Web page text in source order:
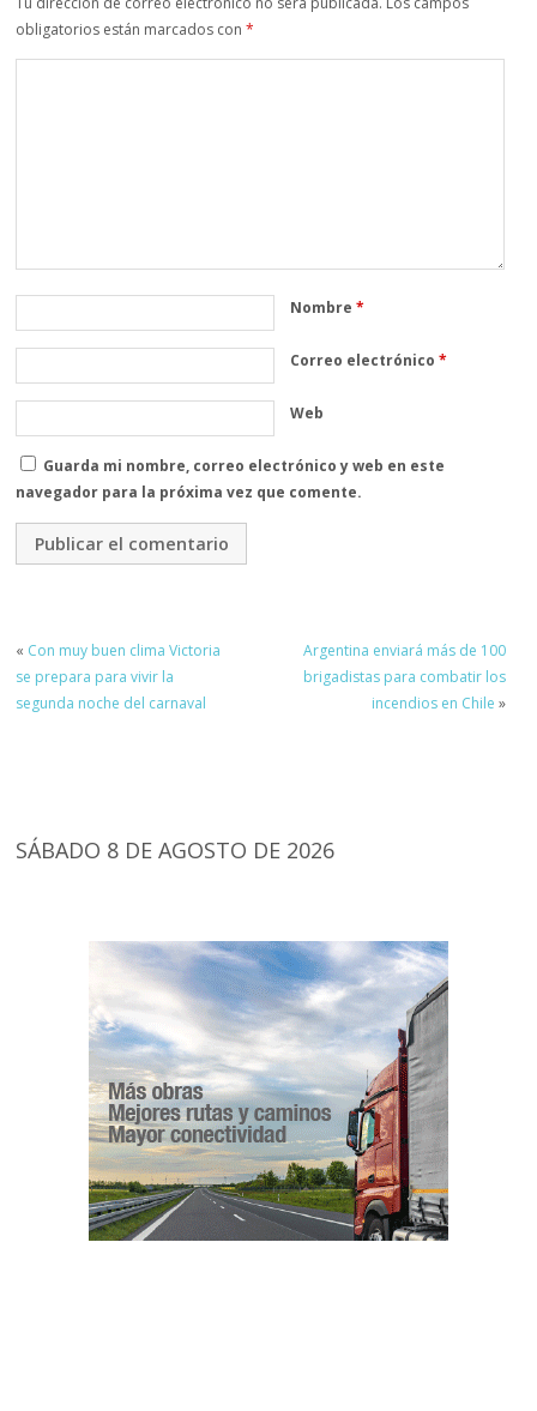
obligatorios están marcados con*
Nombre*
Correo electrónico*
Web
Guarda mi nombre, correo electrónico y web en este
navegador para la próxima vez que comente.
« Con muy buen clima Victoria
se prepara para vivir la
segunda noche del carnaval
Argentina enviará más de 100
brigadistas para combatir los
incendios en Chile »
SÁBADO 8 DE AGOSTO DE 2026